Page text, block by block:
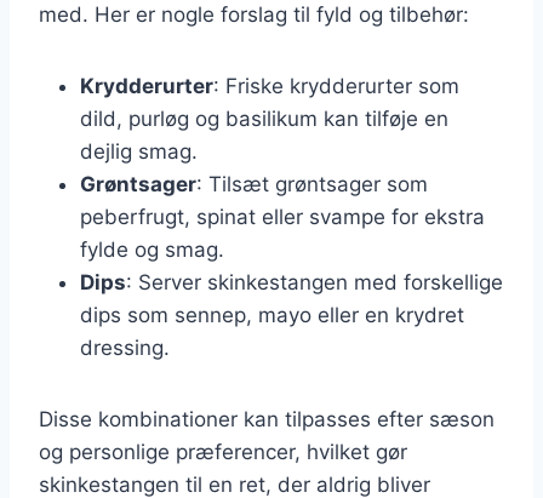
med. Her er nogle forslag til fyld og tilbehør:
Krydderurter: Friske krydderurter som
dild, purløg og basilikum kan tilføje en
dejlig smag.
Grøntsager: Tilsæt grøntsager som
peberfrugt, spinat eller svampe for ekstra
fylde og smag.
Dips: Server skinkestangen med forskellige
dips som sennep, mayo eller en krydret
dressing.
Disse kombinationer kan tilpasses efter sæson
og personlige præferencer, hvilket gør
skinkestangen til en ret, der aldrig bliver